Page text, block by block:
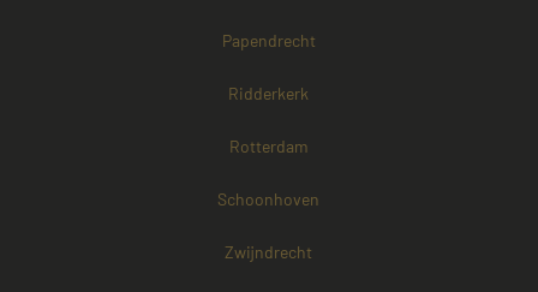
Papendrecht
Ridderkerk
Rotterdam
Schoonhoven
Zwijndrecht